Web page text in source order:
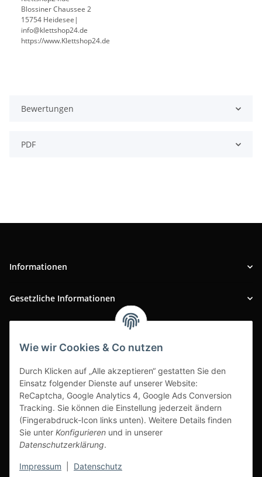
Wie wir Cookies & Co nutzen
Durch Klicken auf „Alle akzeptieren“ gestatten Sie den
Einsatz folgender Dienste auf unserer Website:
ReCaptcha, Google Analytics 4, Google Ads Conversion
Tracking. Sie können die Einstellung jederzeit ändern
(Fingerabdruck-Icon links unten). Weitere Details finden
Sie unter Konfigurieren und in unserer
Datenschutzerklärung.
Impressum Datenschutz
Blossiner Chaussee 2
15754 Heidesee|
info@klettshop24.de
https://www.Klettshop24.de
Bewertungen
PDF
Informationen
Gesetzliche Informationen